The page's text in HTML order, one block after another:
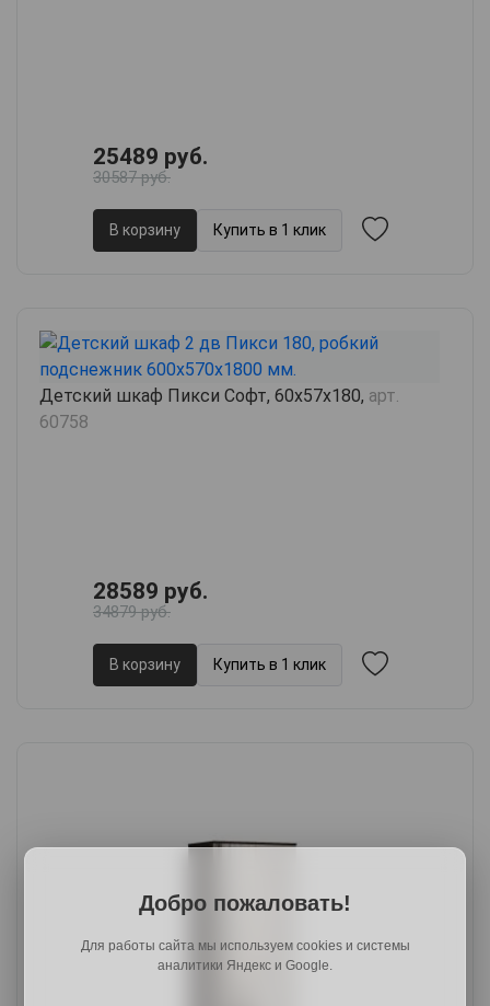
25489 руб.
30587 руб.
В корзину Купить в 1 клик
Детский шкаф Пикси Софт, 60х57х180, арт.
60758
28589 руб.
34879 руб.
В корзину Купить в 1 клик
Добро пожаловать!
Для работы сайта мы используем cookies и системы
аналитики Яндекс и Google.